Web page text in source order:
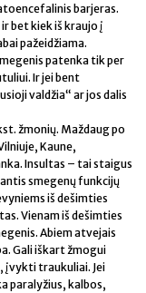
barjeras.
bet kiek iš kraujo į
pažeidžiama.
patenka tik per
Ir jei bent
valdžia“ ar jos dalis
žmonių. Maždaug po
Kaune,
Insultas – tai staigus
smegenų funkcijų
iš dešimties
Vienam iš dešimties
Abiem atvejais
Gali iškart žmogui
įvykti traukuliai. Jei
paralyžius, kalbos,